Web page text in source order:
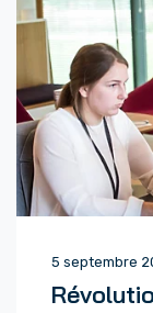
5 septembre